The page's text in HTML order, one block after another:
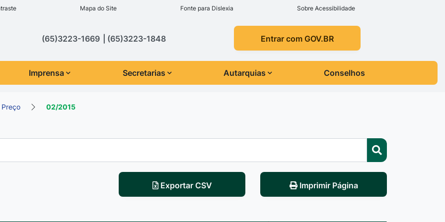
de acessibilidade
Mapa do Site Fonte para Dislexia Sobre Acessibilidade
(65)3223-1669 (65)3223-1848 Entrar com GOV.BR
Imprensa Secretarias Autarquias Conselhos
02/2015
Exportar CSV Imprimir Página